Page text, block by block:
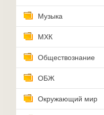
Музыка
МХК
Обществознание
ОБЖ
Окружающий мир